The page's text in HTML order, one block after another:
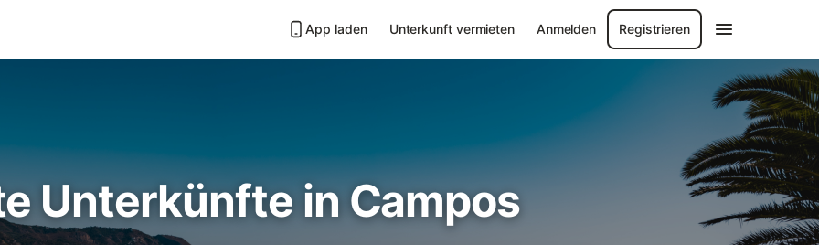
App laden Unterkunft vermieten Anmelden Registrieren
Unterkünfte in Campos